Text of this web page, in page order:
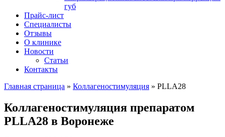
губ
Прайс-лист
Специалисты
Отзывы
О клинике
Новости
Статьи
Контакты
Главная страница » Коллагеностимуляция » PLLA28
Коллагеностимуляция препаратом
PLLA28 в Воронеже